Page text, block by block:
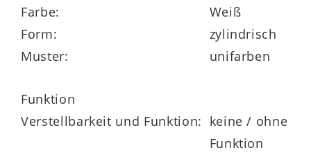
Höhe ca. 17 cm
verschiedenen Ausführungen erhältlich
Farbe:
Weiß
Form:
zylindrisch
Muster:
unifarben
Funktion
Verstellbarkeit und Funktion: keine / ohne
Funktion